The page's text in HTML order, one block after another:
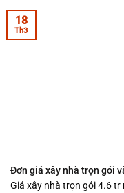
Đơn giá xây nhà trọn gói
Giá xây nhà trọn gói 4.6 tr
18
Th3